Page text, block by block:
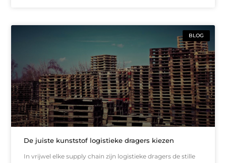
BLOG
De juiste kunststof logistieke dragers kiezen
In vrijwel elke supply chain zijn logistieke dragers de stille